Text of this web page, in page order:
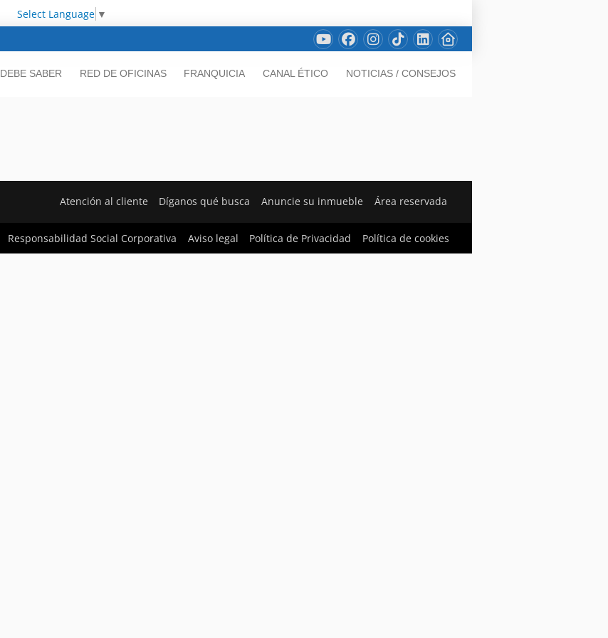
Select Language ▼
DEBE SABER RED DE OFICINAS FRANQUICIA CANAL ÉTICO NOTICIAS / CONSEJOS
Atención al cliente Díganos qué busca Anuncie su inmueble Área reservada
Responsabilidad Social Corporativa Aviso legal Política de Privacidad Política de cookies